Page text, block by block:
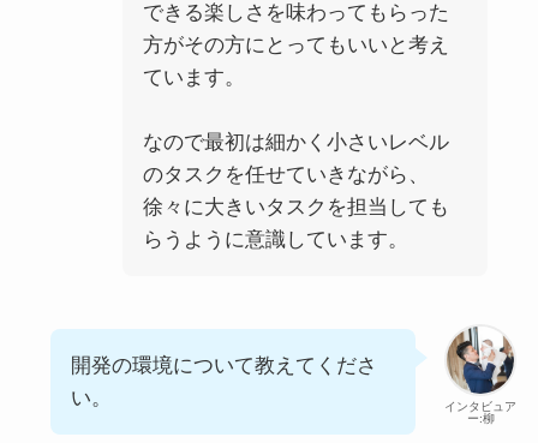
できる楽しさを味わってもらった
方がその方にとってもいいと考え
ています。
なので最初は細かく小さいレベル
のタスクを任せていきながら、
徐々に大きいタスクを担当しても
らうように意識しています。
インタビュア
ー:柳
開発の環境について教えてくださ
い。